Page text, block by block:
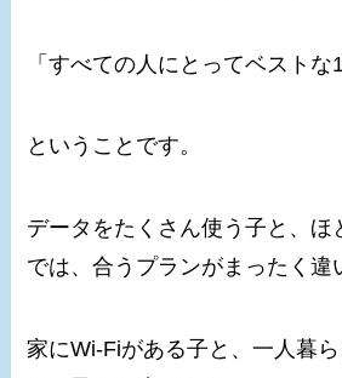
「すべての人にとってベストな
ということです。
データをたくさん使う子と、ほ
では、合うプランがまったく違
家にWi-Fiがある子と、一人暮